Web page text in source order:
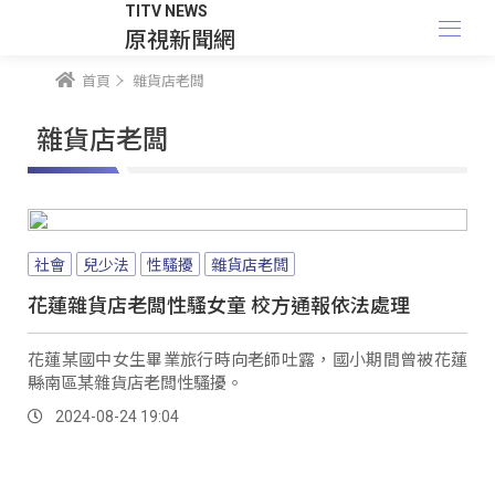
TITV NEWS
原視新聞網
首頁 雜貨店老闆
雜貨店老闆
社會 兒少法 性騷擾 雜貨店老闆
花蓮雜貨店老闆性騷女童 校方通報依法處理
花蓮某國中女生畢業旅行時向老師吐露，國小期間曾被花蓮
縣南區某雜貨店老闆性騷擾。
2024-08-24 19:04